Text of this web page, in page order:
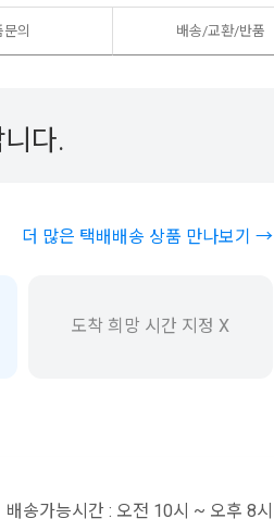
의 배송/교환/반품
다.
더 많은 택배배송 상품 만나보기 →
도착 희망 시간 지정 X
배송가능시간 : 오전 10시 ~ 오후 8시